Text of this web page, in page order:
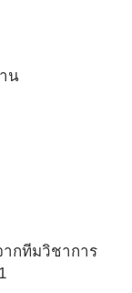
น
ากทีมวิชาการ